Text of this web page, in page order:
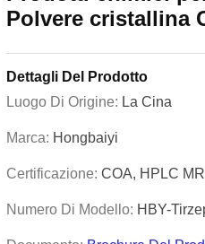
Polvere cristallina
Dettagli Del Prodotto
Luogo Di Origine: La Cina
Marca: Hongbaiyi
Certificazione: COA, HPLC MR
Numero Di Modello: HBY-